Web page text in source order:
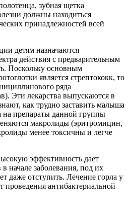
зубная щетка
должны находиться
принадлежностей всей
детям назначаются
действия с предварительным
Поскольку основным
является стрептококк, то
ряда
Эти лекарства выпускаются в
как трудно заставить малыша
на препараты данной группы
макролиды (эритромицин,
менее токсичны и легче
эффективность дает
начале заболевания, под их
даже отступить. Лечение горла у
антибактериальной